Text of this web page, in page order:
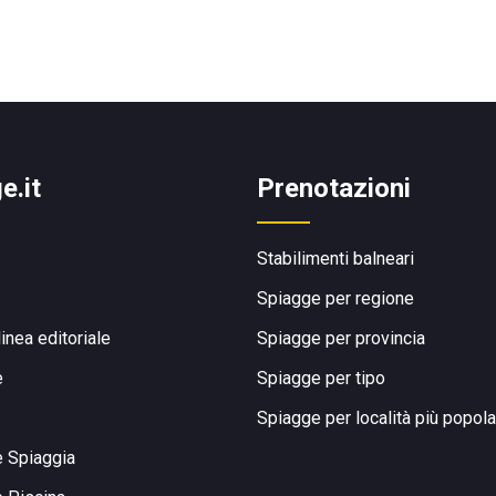
editoriale
Spiaggia
Prenotazioni
Stabilimenti balneari
Spiagge per regione
Spiagge per provincia
Spiagge per tipo
Spiagge per località più